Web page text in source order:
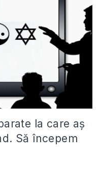
la care aş
Să începem